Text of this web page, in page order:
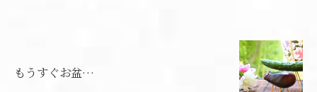
もうすぐお盆…